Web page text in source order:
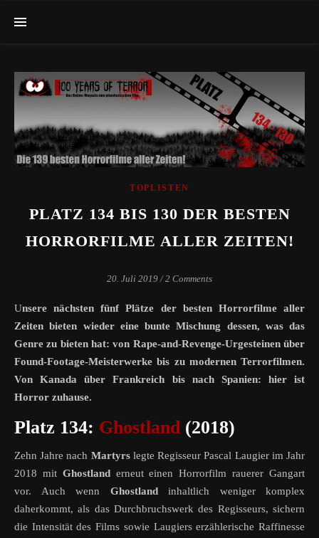
TOPLISTEN
PLATZ 134 BIS 130 DER BESTEN
HORRORFILME ALLER ZEITEN!
20. Juli 2019 / 2 Comments
Unsere nächsten fünf Plätze der besten Horrorfilme aller
Zeiten bieten wieder eine bunte Mischung dessen, was das
Genre zu bieten hat: von Rape-and-Revenge-Urgesteinen über
Found-Footage-Meisterwerke bis zu modernen Terrorfilmen.
Von Kanada über Frankreich bis nach Spanien: hier ist
Horror zuhause.
Platz 134: Ghostland (2018)
Zehn Jahre nach Martyrslegte Regisseur Pascal Laugier im Jahr
2018 mit Ghostlanderneut einen Horrorfilm rauerer Gangart
vor. Auch wenn Ghostlandinhaltlich weniger komplex
daherkommt, als das Durchbruchswerk des Regisseurs, sichern
die Intensität des Films sowie Laugiers erzählerische Raffinesse